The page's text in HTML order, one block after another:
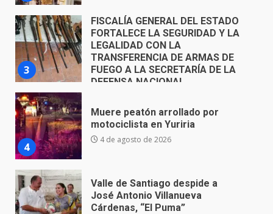
5 de agosto de 2026
4
Muere peatón arrollado por
motociclista en Yuriria
4 de agosto de 2026
5
Valle de Santiago despide a
José Antonio Villanueva
Cárdenas, “El Puma”
3 de agosto de 2026
Hombre pierde la vida en
tabiquera